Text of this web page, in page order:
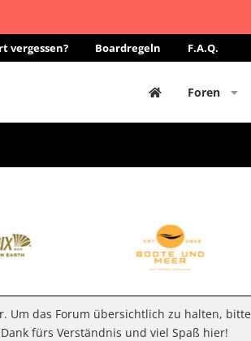
vergessen? Boardregeln F.A.Q.
Foren
Um das Forum übersichtlich zu halten,
fürs Verständnis und viel Spaß hier!